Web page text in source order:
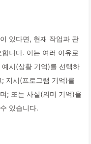
있다면, 현재 작업과 관
니다. 이는 여러 이유로
시(상황 기억)를 선택하
지시(프로그램 기억)를
; 또는 사실(의미 기억)을
있습니다.